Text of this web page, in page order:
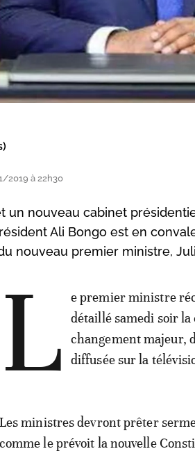
2019 à 22h30
un nouveau cabinet
Ali Bongo est en
nouveau premier ministre,
L
e premier ministre
détaillé samedi soir
changement majeur,
diffusée sur la
Les ministres devront prêter
comme le prévoit la nouvelle